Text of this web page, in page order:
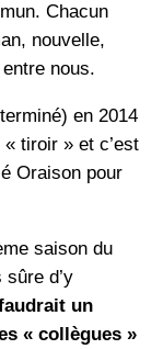
Chacun
nouvelle,
nous.
en 2014
tiroir » et c’est
Oraison pour
saison du
d’y
un
« collègues »